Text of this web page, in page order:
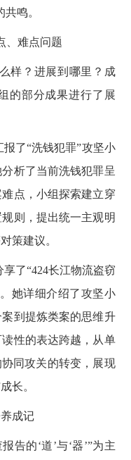
鸣。
、难点问题
样？进展到哪里？成
的部分成果进行了展
报了“洗钱犯罪”攻坚小
析了当前洗钱犯罪呈
点，小组探索建立穿
则，提出统一主观明
策建议。
享了“424长江物流盗窃
她详细介绍了攻坚小
到提炼类案的思维升
性的表达跨越，从单
同攻关的转变，展现
长。
成记
告的‘道’与‘器’”为主